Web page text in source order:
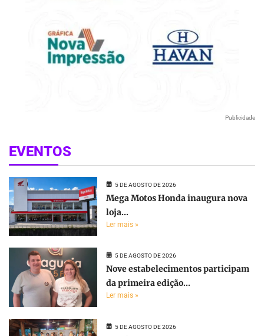
Publicidade
EVENTOS
5 DE AGOSTO DE 2026
Mega Motos Honda inaugura nova
loja...
Ler mais »
5 DE AGOSTO DE 2026
Nove estabelecimentos participam
da primeira edição...
Ler mais »
5 DE AGOSTO DE 2026